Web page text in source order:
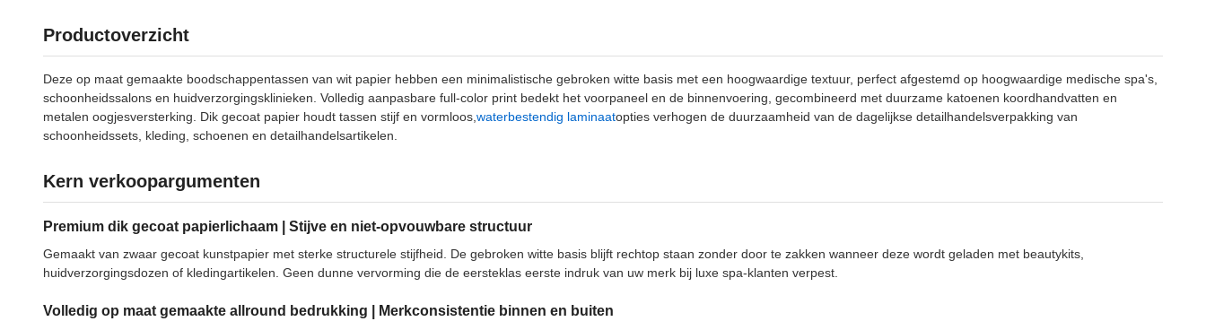
Productoverzicht
Deze op maat gemaakte boodschappentassen van wit papier hebben een minimalistische gebroken witte basis met een hoogwaardige textuur, perfect afgestemd op hoogwaardige medische spa's,
schoonheidssalons en huidverzorgingsklinieken. Volledig aanpasbare full-color print bedekt het voorpaneel en de binnenvoering, gecombineerd met duurzame katoenen koordhandvatten en
metalen oogjesversterking. Dik gecoat papier houdt tassen stijf en vormloos, waterbestendig laminaatopties verhogen de duurzaamheid van de dagelijkse detailhandelsverpakking van
schoonheidssets, kleding, schoenen en detailhandelsartikelen.
Kern verkoopargumenten
Premium dik gecoat papierlichaam | Stijve en niet-opvouwbare structuur
Gemaakt van zwaar gecoat kunstpapier met sterke structurele stijfheid. De gebroken witte basis blijft rechtop staan ​​zonder door te zakken wanneer deze wordt geladen met beautykits,
huidverzorgingsdozen of kledingartikelen. Geen dunne vervorming die de eersteklas eerste indruk van uw merk bij luxe spa-klanten verpest.
Volledig op maat gemaakte allround bedrukking | Merkconsistentie binnen en buiten